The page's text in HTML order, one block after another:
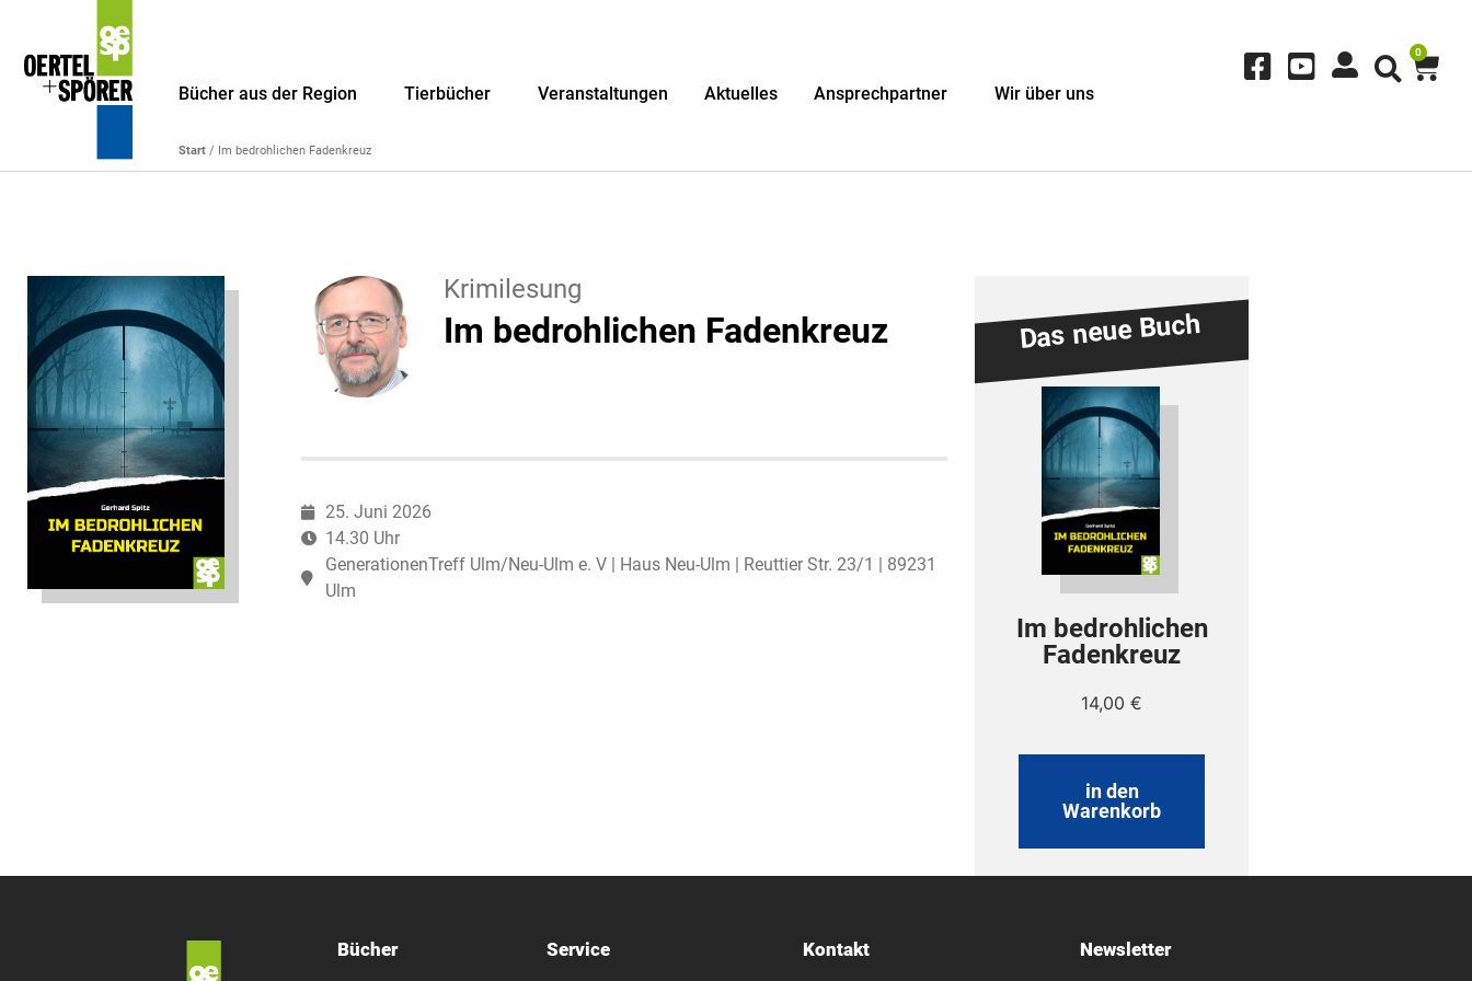
Bücher aus der Region Tierbücher Veranstaltungen Aktuelles Ansprechpartner Wir über uns
Start / Im bedrohlichen Fadenkreuz
0
Krimilesung
Im bedrohlichen Fadenkreuz
25. Juni 2026
14.30 Uhr
GenerationenTreff Ulm/Neu-Ulm e. V | Haus Neu-Ulm | Reuttier Str. 23/1 | 89231
Ulm
Das neue Buch
Im bedrohlichen
Fadenkreuz
14,00€
in den
Warenkorb
Bücher Service Kontakt Newsletter